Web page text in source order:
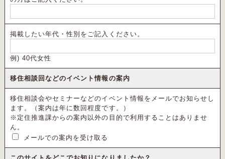
掲載したい年代・性別をご記入ください。
例) 40代女性
移住相談回などのイベント情報の案内
移住相談会やセミナーなどのイベント情報をメールでお知らせし
ます。（案内は年に数回程度です。）
※定住推進課からの案内以外の目的で利用することはありませ
ん。
メールでの案内を受け取る